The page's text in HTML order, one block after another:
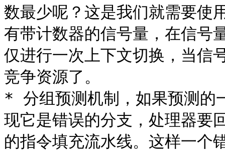
数最少呢？这是我们就需要使
有带计数器的信号量，在信号
仅进行一次上下文切换，当信
竞争资源了。
* 分组预测机制，如果预测的
现它是错误的分支，处理器要
的指令填充流水线。这样一个